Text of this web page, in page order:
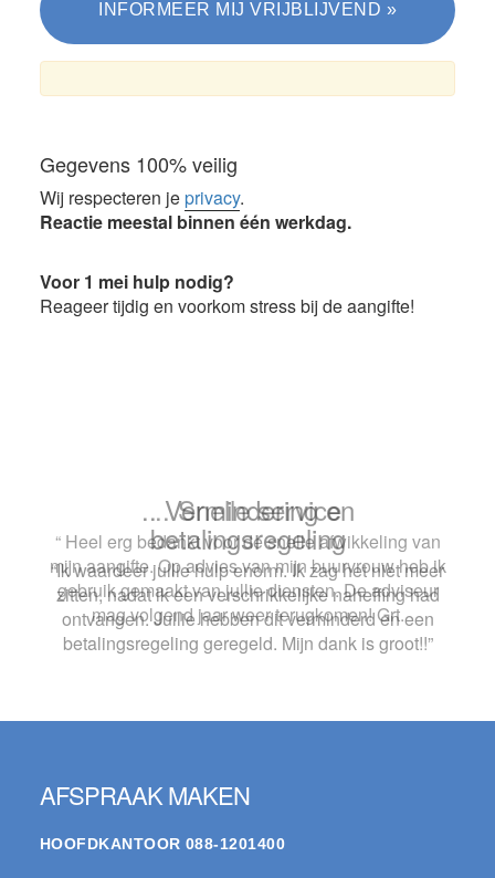
Gegevens 100% veilig
Wij respecteren jeprivacy.
Reactie meestal binnen één werkdag.
Voor 1 mei hulp nodig?
Reageer tijdig en voorkom stress bij de aangifte!
.. Snelle service
“ Heel erg bedankt voor de snelle afwikkeling van
mijn aangifte. Op advies van mijn buurvrouw heb ik
gebruik gemaakt van jullie diensten. De adviseur
mag volgend jaar weer terugkomen! Grt.
AFSPRAAK MAKEN
HOOFDKANTOOR 088-1201400